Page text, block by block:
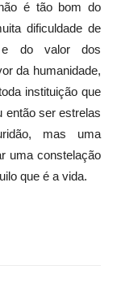
é tão bom do
dificuldade de
e do valor dos
da humanidade,
instituição que
então ser estrelas
mas uma
uma constelação
que é a vida.